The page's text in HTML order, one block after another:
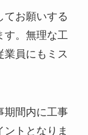
てお願いする
す。無理な工
業員にもミス
期間内に工事
トとなりま